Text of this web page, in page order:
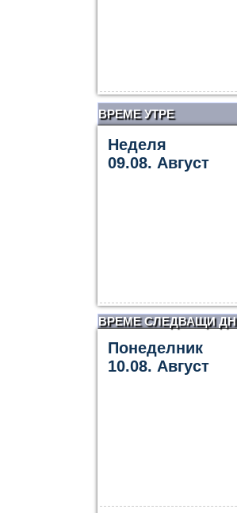
ВРЕМЕ УТРЕ
Неделя
09.08. Август
ВРЕМЕ СЛЕДВАЩИ
Понеделник
10.08. Август